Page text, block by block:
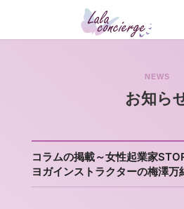
NEWS
お知ら
コラムの掲載～女性起業家
ヨガインストラクターの梅澤万